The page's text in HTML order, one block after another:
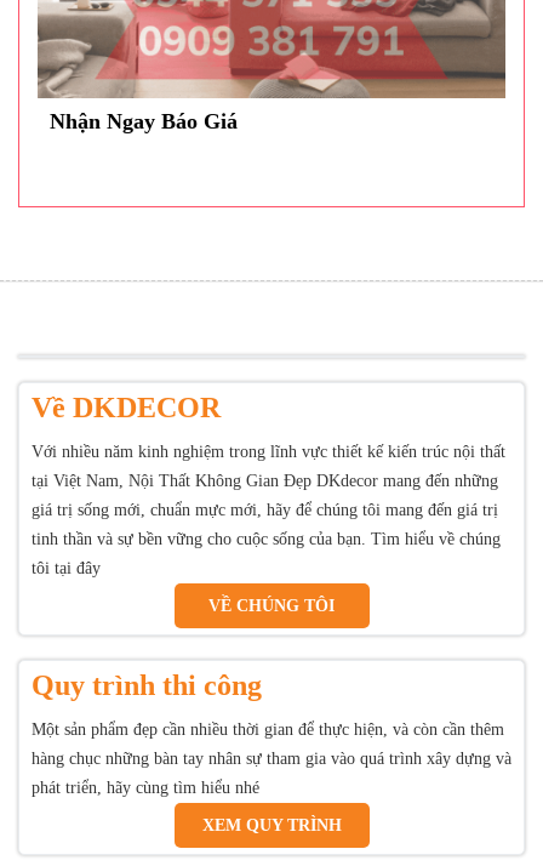
Nhận Ngay Báo Giá
Về DKDECOR
Với nhiều năm kinh nghiệm trong lĩnh vực thiết kế kiến trúc nội thất
tại Việt Nam, Nội Thất Không Gian Đẹp DKdecor mang đến những
giá trị sống mới, chuẩn mực mới, hãy để chúng tôi mang đến giá trị
tinh thần và sự bền vững cho cuộc sống của bạn. Tìm hiểu về chúng
tôi tại đây
VỀ CHÚNG TÔI
Quy trình thi công
Một sản phẩm đẹp cần nhiều thời gian để thực hiện, và còn cần thêm
hàng chục những bàn tay nhân sự tham gia vào quá trình xây dựng và
phát triển, hãy cùng tìm hiểu nhé
XEM QUY TRÌNH